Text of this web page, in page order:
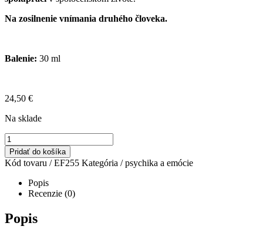
Na zosilnenie vnímania druhého človeka.
Balenie: 30 ml
24,50 €
Na sklade
množstvo
PSYCHO
EMOTIONAL
5
„zvýšená
precitlivelosť“
Pridať do košíka
Kód tovaru /EF255 Kategória /psychika a emócie
Popis
Recenzie (0)
Popis